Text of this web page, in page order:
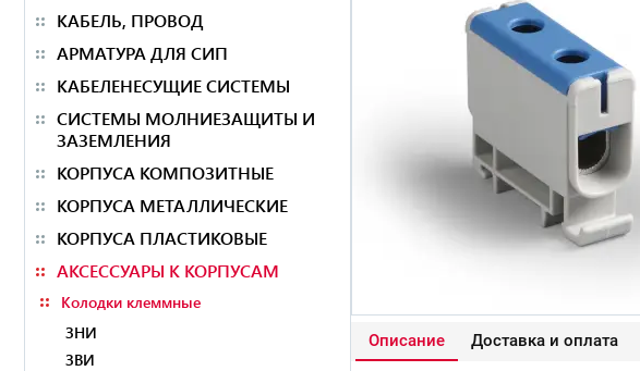
КАБЕЛЬ, ПРОВОД
АРМАТУРА ДЛЯ СИП
КАБЕЛЕНЕСУЩИЕ СИСТЕМЫ
СИСТЕМЫ МОЛНИЕЗАЩИТЫ И
ЗАЗЕМЛЕНИЯ
КОРПУСА КОМПОЗИТНЫЕ
КОРПУСА МЕТАЛЛИЧЕСКИЕ
КОРПУСА ПЛАСТИКОВЫЕ
АКСЕССУАРЫ К КОРПУСАМ
Колодки клеммные
ЗНИ
ЗВИ
Описание Доставка и оплата